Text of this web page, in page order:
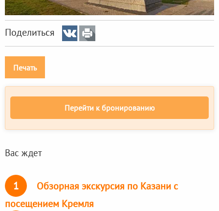
Поделиться
Печать
Перейти к бронированию
Вас ждет
1
Обзорная экскурсия по Казани с
посещением Кремля